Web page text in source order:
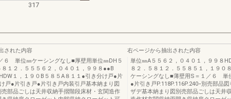
317
された内容
６ 単位㎜ケーシングなし■厚壁用単位㎜DH５
８１２．５５５６２，０４０１，９９８●●B
１，１９０B５８５A８１１●引き分け戸●片
戸●片引き戸●片引き戸内装引戸基本納まり図
部品ごしは天井収納手摺階段床材・玄関造作
右ページから抽出された内容
単位㎜A５５６２，０４０１，９９８
８２．５８１２．５５８５１，１９０
ケーシングなし■薄壁用S＝１／６ 単
●片引き戸P.118P.116P.240−別売部品
ザデ基本納まり図別売部品ごしは天井